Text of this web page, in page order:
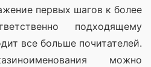
первых шагов к более
подходящему
все больше почитателей.
можно